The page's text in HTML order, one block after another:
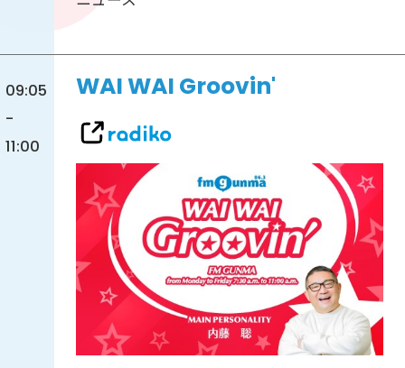
09:05
-
11:00
WAI WAI Groovin'